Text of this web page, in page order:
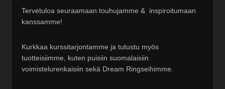
Tervetuloa seuraamaan touhujamme & inspiroitumaan
kanssamme!
Kurkkaa kurssitarjontamme ja tutustu myös
tuotteisiimme, kuten puisiin suomalaisiin
voimistelurenkaisiin sekä Dream Ringseihimme.